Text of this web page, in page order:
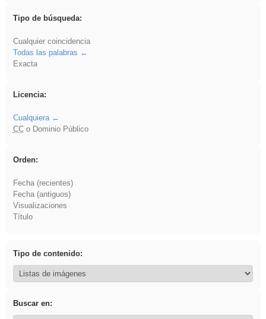
Tipo de búsqueda:
Cualquier coincidencia
Todas las palabras
Exacta
Licencia:
Cualquiera
CCo Dominio Público
Orden:
Fecha (recientes)
Fecha (antiguos)
Visualizaciones
Título
Tipo de contenido:
Buscar en: